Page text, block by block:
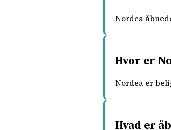
Nordea
Hvor er
Nordea er
Hvad er